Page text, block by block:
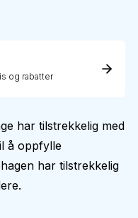
og rabatter
har tilstrekkelig med
å oppfylle
har tilstrekkelig